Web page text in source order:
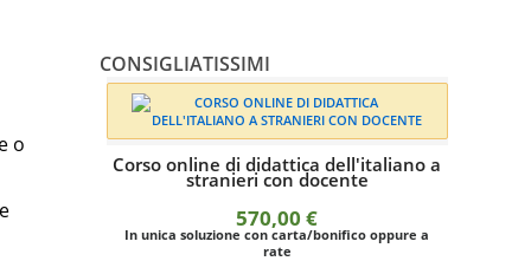
o
CONSIGLIATISSIMI
Corso online di didattica dell'italiano a
stranieri con docente
570,00 €
In unica soluzione con carta/bonifico oppure a
rate